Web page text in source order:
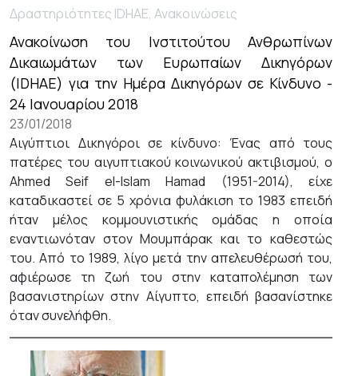
Δραστηριότητες IDHAE, Ανακοινώσεις
Ανακοίνωση του Ινστιτούτου Ανθρωπίνων
Δικαιωμάτων των Ευρωπαίων Δικηγόρων
(IDHAE) για την Ημέρα Δικηγόρων σε Κίνδυνο -
24 Ιανουαρίου 2018
23/01/2018
Αιγύπτιοι Δικηγόροι σε κίνδυνο: Ένας από τους
πατέρες του αιγυπτιακού κοινωνικού ακτιβισμού, o
Ahmed Seif el-Islam Hamad (1951-2014), είχε
καταδικαστεί σε 5 χρόνια φυλάκιση το 1983 επειδή
ήταν μέλος κομμουνιστικής ομάδας η οποία
εναντιωνόταν στον Μουμπάρακ και το καθεστώς
του. Από το 1989, λίγο μετά την απελευθέρωσή του,
αφιέρωσε τη ζωή του στην καταπολέμηση των
βασανιστηρίων στην Αίγυπτο, επειδή βασανίστηκε
όταν συνελήφθη.